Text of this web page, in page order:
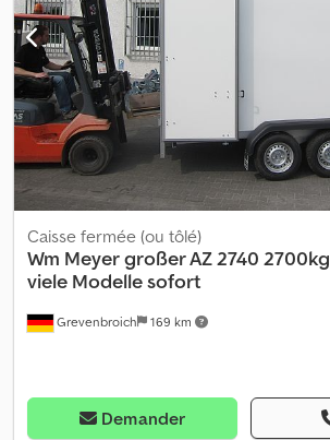
Grevenbroich 169 km
Caisse fermée (ou tôlé)
Wm Meyergroßer AZ 2740 2700kg
viele Modelle sofort
Demander